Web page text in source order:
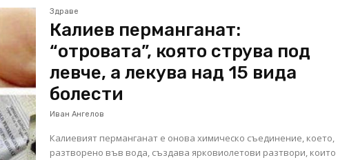
Здраве
Калиев перманганат:
“отровата”, която струва под
левче, а лекува над 15 вида
болести
Иван Ангелов
Калиевият перманганат е онова химическо съединение, което,
разтворено във вода, създава ярковиолетови разтвори, които